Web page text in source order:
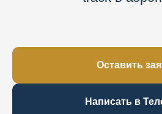
Оставить
Написать в